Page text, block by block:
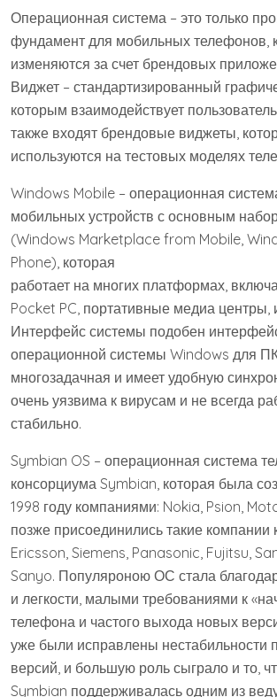
Операционная система – это только
фундамент для мобильных телефонов,
изменяются за счет брендовых
Виджет – стандартизированный
которым взаимодействует
также входят брендовые виджеты,
используются на тестовых моделях
Windows Mobile – операционная
мобильных устройств с основным
(Windows Marketplace from Mobile,
Phone), которая
работает на многих платформах,
Pocket PC, портативные медиа центры,
Интерфейс системы подобен
операционной системы Windows для
многозадачная и имеет удобную
очень уязвима к вирусам и не всегда
стабильно.
Symbian OS – операционная система
консорциума Symbian, которая была
1998 году компаниями: Nokia, Psion,
позже присоединились такие компании
Ericsson, Siemens, Panasonic, Fujitsu,
Sanyo. Популяроною ОС стала
и легкости, малыми требованиями к
телефона и частого выхода новых
уже были исправлены нестабильности
версий, и большую роль сыграло и то,
Symbian поддерживалась одним из